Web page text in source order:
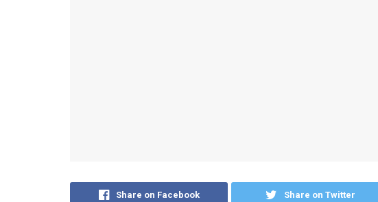
Share on Facebook Share on Twitter